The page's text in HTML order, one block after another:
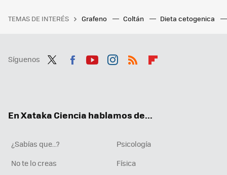
TEMAS DE INTERÉS Grafeno Coltán Dieta cetogenica
Síguenos
En Xataka Ciencia hablamos de...
¿Sabías que...?
Psicología
No te lo creas
Física